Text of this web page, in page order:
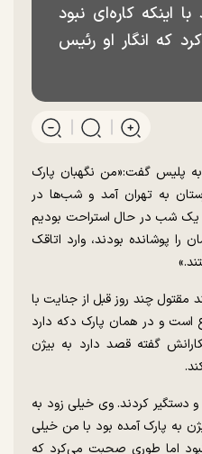
اینکه کاره‌ای نبود
که انگار او رئیس
به پلیس گفت:«من نگهبان پارک
به تهران آمد و شب‌ها در
یک شب در حال استراحت بودیم
پوشانده بودند، وارد اتاقک
مقتول چند روز قبل از جنایت با
است و در همان پارک دکه دارد
گفته قصد دارد به بیژن
و دستگیر کردند. وی خیلی زود به
به پارک آمده بود با من خیلی
نبود اما طوری صحبت می‌کرد که